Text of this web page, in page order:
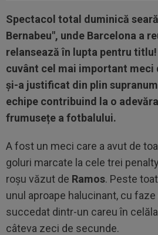
Spectacol total duminică
Bernabeu", unde Barcelona a
relansează în lupta pentru
cuvânt cel mai important meci
și-a justificat din plin
echipe contribuind la o
frumusețe a fotbalului.
A fost un meci care a avut de
goluri marcate la cele trei
roșu văzut de Ramos. Peste
unul aproape halucinant, cu
succedat dintr-un careu în
câteva zeci de secunde.